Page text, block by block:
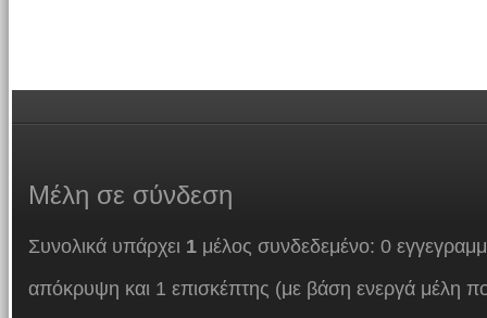
Μέλη σε σύνδεση
Συνολικά υπάρχει 1μέλος συνδεδεμένο: 0
απόκρυψη και 1 επισκέπτης (με βάση ενεργά μέλη